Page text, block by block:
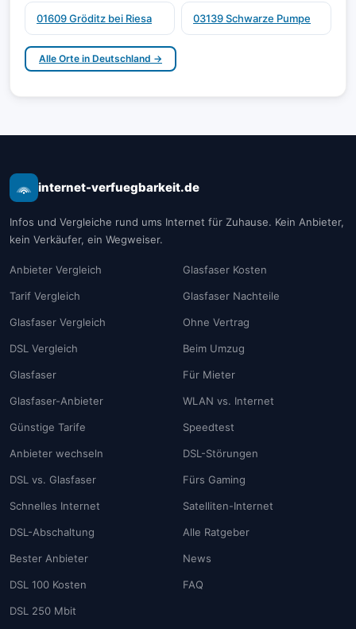
01609 Gröditz bei Riesa 03139 Schwarze Pumpe
Alle Orte in Deutschland →
internet-verfuegbarkeit.de
Infos und Vergleiche rund ums Internet für Zuhause. Kein Anbieter,
kein Verkäufer, ein Wegweiser.
Anbieter Vergleich
Tarif Vergleich
Glasfaser Vergleich
DSL Vergleich
Glasfaser
Glasfaser-Anbieter
Günstige Tarife
Anbieter wechseln
DSL vs. Glasfaser
Schnelles Internet
DSL-Abschaltung
Bester Anbieter
DSL 100 Kosten
DSL 250 Mbit
Glasfaser Kosten
Glasfaser Nachteile
Ohne Vertrag
Beim Umzug
Für Mieter
WLAN vs. Internet
Speedtest
DSL-Störungen
Fürs Gaming
Satelliten-Internet
Alle Ratgeber
News
FAQ